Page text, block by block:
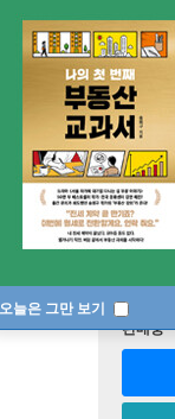
오늘은 그만 보기
판매중